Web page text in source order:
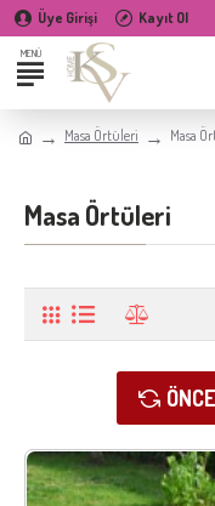
Üye Girişi Kayıt Ol
Masa Örtüleri Masa
Masa Örtüleri